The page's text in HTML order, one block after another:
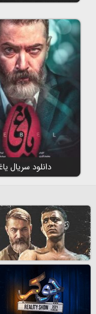
دانلود سریال